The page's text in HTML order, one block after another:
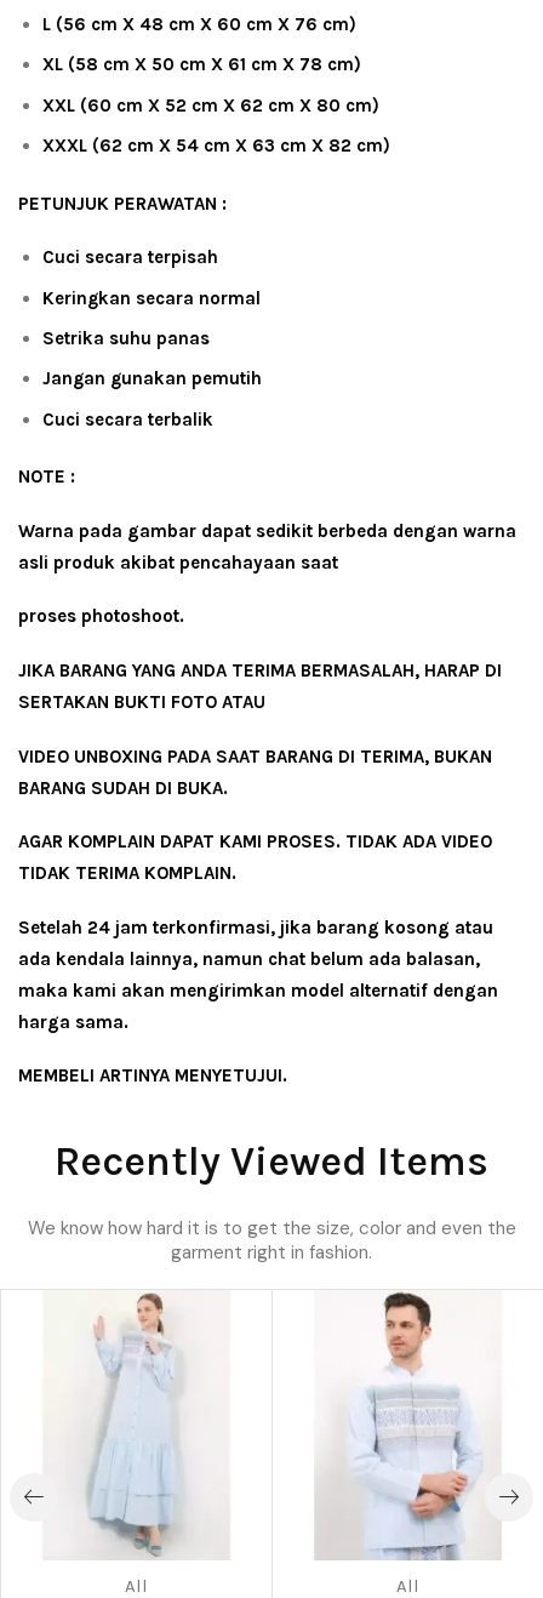
L (56 cm X 48 cm X 60 cm X 76 cm)
XL (58 cm X 50 cm X 61 cm X 78 cm)
XXL (60 cm X 52 cm X 62 cm X 80 cm)
XXXL (62 cm X 54 cm X 63 cm X 82 cm)
PETUNJUK PERAWATAN :
Cuci secara terpisah
Keringkan secara normal
Setrika suhu panas
Jangan gunakan pemutih
Cuci secara terbalik
NOTE :
Warna pada gambar dapat sedikit berbeda dengan warna
asli produk akibat pencahayaan saat
proses photoshoot.
JIKA BARANG YANG ANDA TERIMA BERMASALAH, HARAP DI
SERTAKAN BUKTI FOTO ATAU
VIDEO UNBOXING PADA SAAT BARANG DI TERIMA, BUKAN
BARANG SUDAH DI BUKA.
AGAR KOMPLAIN DAPAT KAMI PROSES. TIDAK ADA VIDEO
TIDAK TERIMA KOMPLAIN.
Setelah 24 jam terkonfirmasi, jika barang kosong atau
ada kendala lainnya, namun chat belum ada balasan,
maka kami akan mengirimkan model alternatif dengan
harga sama.
MEMBELI ARTINYA MENYETUJUI.
Recently Viewed Items
We know how hard it is to get the size, color and even the
garment right in fashion.
All
All